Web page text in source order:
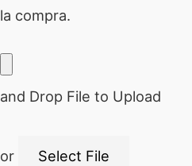
la compra.
and Drop File to Upload
or
Select File